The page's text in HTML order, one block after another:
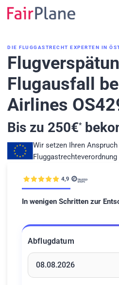
DIE FLUGGASTRECHT EXPERTEN IN
Flugausfall
Airlines
Bis zu 250€*
Wir setzen Ihren Anspruch
Fluggastrechteverordnung
In wenigen Schritten zur
Abflugdatum